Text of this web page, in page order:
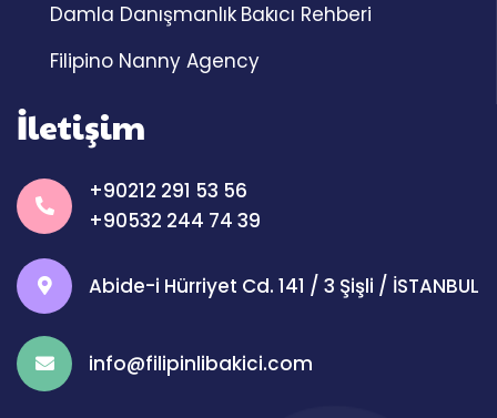
Damla Danışmanlık Bakıcı Rehberi
Filipino Nanny Agency
İletişim
+90212 291 53 56
+90532 244 74 39
Abide-i Hürriyet Cd. 141 / 3 Şişli / İSTANBUL
info@filipinlibakici.com